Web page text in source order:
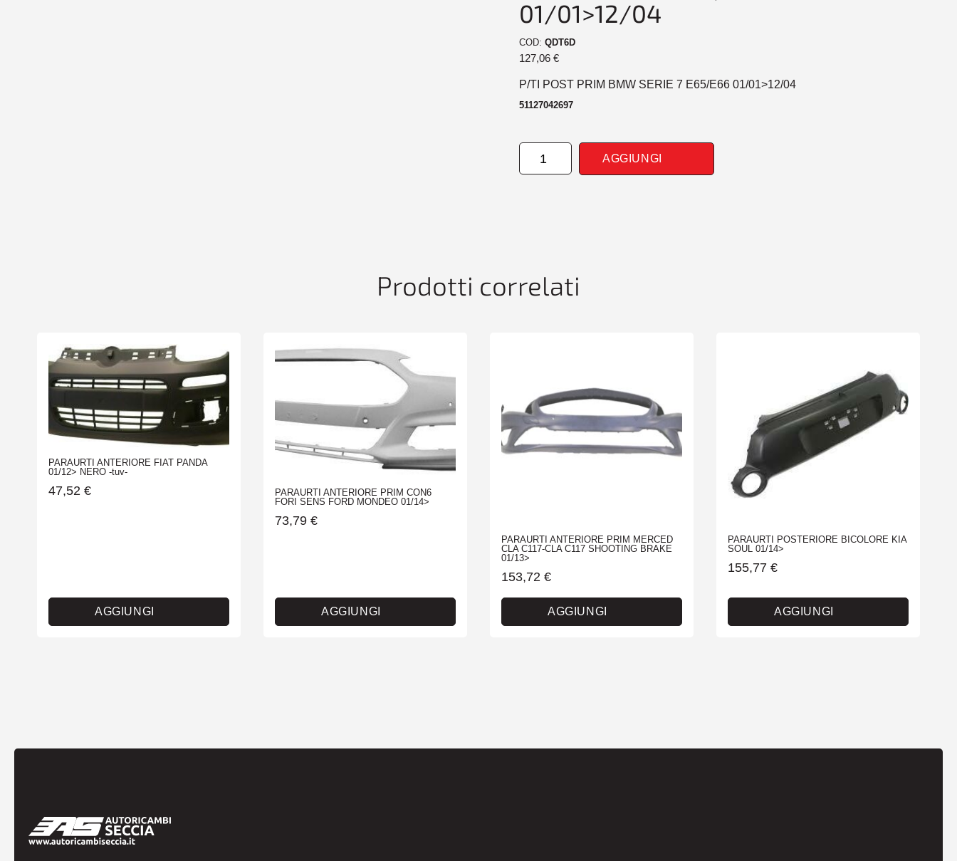
01/01>12/04
COD: QDT6D
127,06 €
P/TI POST PRIM BMW SERIE 7 E65/E66 01/01>12/04
51127042697
PARAURTI
POSTERIORE
AGGIUNGI
Prodotti correlati
PARAURTI ANTERIORE FIAT PANDA
01/12> NERO -tuv-
47,52 €
AGGIUNGI
PARAURTI ANTERIORE PRIM CON6
FORI SENS FORD MONDEO 01/14>
73,79 €
AGGIUNGI
PARAURTI ANTERIORE PRIM MERCED
CLA C117-CLA C117 SHOOTING BRAKE
01/13>
153,72 €
AGGIUNGI
PARAURTI POSTERIORE BICOLORE KIA
SOUL 01/14>
155,77 €
AGGIUNGI